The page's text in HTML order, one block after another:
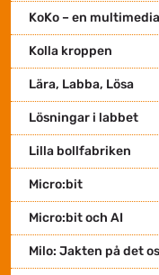
KoKo – en
Kolla kroppen
Lära, Labba, Lösa
Lösningar i labbet
Lilla bollfabriken
Micro:bit
Micro:bit och AI
Milo: Jakten på det